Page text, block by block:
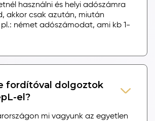
használni és helyi adószámra
akkor csak azután, miután
német adószámodat, ami kb 1-
fordítóval dolgoztok
el?
mi vagyunk az egyetlen